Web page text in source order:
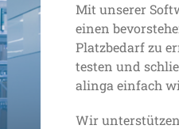
Mit unserer
einen
Platzbedarf zu
testen und
alinga einfach
Wir